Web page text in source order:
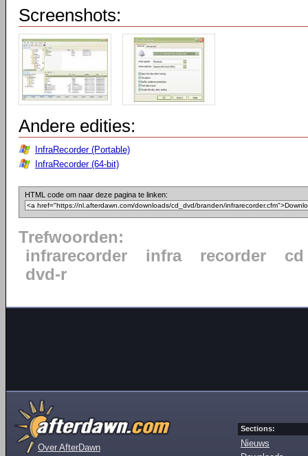
Screenshots:
Andere edities:
InfraRecorder (Portable)
InfraRecorder (64-bit)
HTML code om naar deze pagina te linken:
Trefwoorden:
infrarecorder
infra recorder
cd
dvd-r
Over AfterDawn
Sections:
Nieuws